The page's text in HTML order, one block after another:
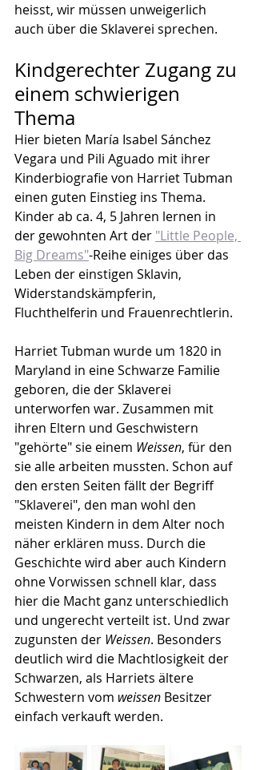
heisst, wir müssen unweigerlich
auch über die Sklaverei sprechen.
Kindgerechter Zugang zu
einem schwierigen
Thema
Hier bieten María Isabel Sánchez
Vegara und Pili Aguado mit ihrer
Kinderbiografie von Harriet Tubman
einen guten Einstieg ins Thema.
Kinder ab ca. 4, 5 Jahren lernen in
der gewohnten Art der "Little People,
Big Dreams"-Reihe einiges über das
Leben der einstigen Sklavin,
Widerstandskämpferin,
Fluchthelferin und Frauenrechtlerin.
Harriet Tubman wurde um 1820 in
Maryland in eine Schwarze Familie
geboren, die der Sklaverei
unterworfen war. Zusammen mit
ihren Eltern und Geschwistern
"gehörte" sie einem Weissen, für den
sie alle arbeiten mussten. Schon auf
den ersten Seiten fällt der Begriff
"Sklaverei", den man wohl den
meisten Kindern in dem Alter noch
näher erklären muss. Durch die
Geschichte wird aber auch Kindern
ohne Vorwissen schnell klar, dass
hier die Macht ganz unterschiedlich
und ungerecht verteilt ist. Und zwar
zugunsten der Weissen. Besonders
deutlich wird die Machtlosigkeit der
Schwarzen, als Harriets ältere
Schwestern vom weissen Besitzer
einfach verkauft werden.